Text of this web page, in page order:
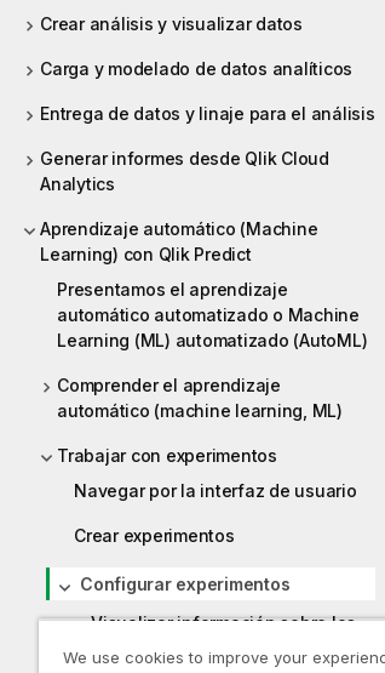
Crear análisis y visualizar datos
Carga y modelado de datos analíticos
Entrega de datos y linaje para el análisis
Generar informes desde Qlik Cloud
Analytics
Aprendizaje automático (Machine
Learning) con Qlik Predict
Presentamos el aprendizaje
automático automatizado o Machine
Learning (ML) automatizado (AutoML)
Comprender el aprendizaje
automático (machine learning, ML)
Trabajar con experimentos
Navegar por la interfaz de usuario
Crear experimentos
Configurar experimentos
Visualizar información sobre los
datos de entrenamiento
We use cookies to improve your